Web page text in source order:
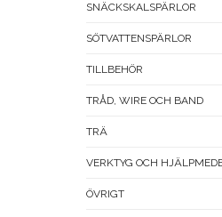
SNÄCKSKALSPÄRLOR
SÖTVATTENSPÄRLOR
TILLBEHÖR
TRÅD, WIRE OCH BAND
TRÄ
VERKTYG OCH
ÖVRIGT